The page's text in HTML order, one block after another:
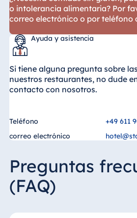
o intolerancia alimentaria? Por
correo electrónico o por teléfono
Ayuda y asistencia
Si tiene alguna pregunta sobre
nuestros restaurantes, no dude
contacto con nosotros.
Teléfono
+49 611
correo electrónico
Preguntas
(FAQ)